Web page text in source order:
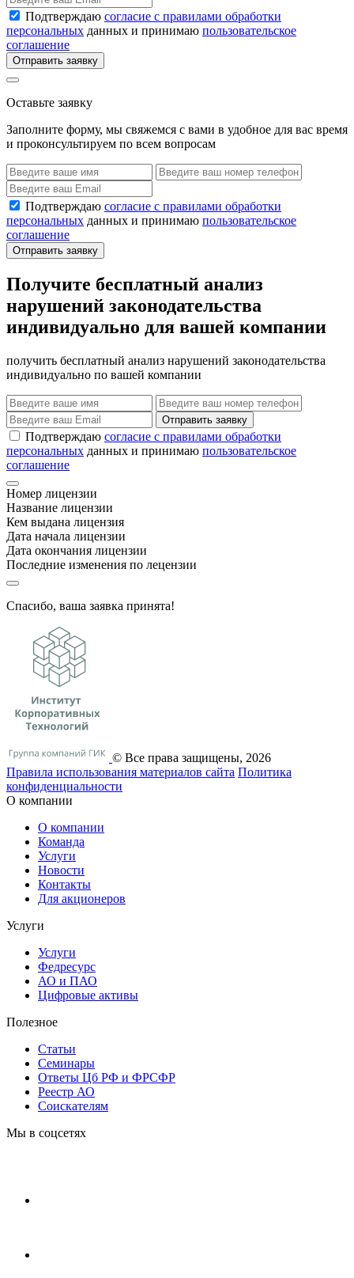
Подтверждаю согласие с правилами обработки
персональных данных и принимаю пользовательское
соглашение
Отправить заявку
Оставьте заявку
Заполните форму, мы свяжемся с вами в удобное для вас время
и проконсультируем по всем вопросам
Подтверждаю согласие с правилами обработки
персональных данных и принимаю пользовательское
соглашение
Отправить заявку
Получите бесплатный анализ
нарушений законодательства
индивидуально для вашей компании
получить бесплатный анализ нарушений законодательства
индивидуально по вашей компании
Отправить заявку
Подтверждаю согласие с правилами обработки
персональных данных и принимаю пользовательское
соглашение
Номер лицензии
Название лицензии
Кем выдана лицензия
Дата начала лицензии
Дата окончания лицензии
Последние изменения по лецензии
Спасибо, ваша заявка принята!
© Все права защищены, 2026
Правила использования материалов сайта Политика
конфиденциальности
О компании
О компании
Команда
Услуги
Новости
Контакты
Для акционеров
Услуги
Услуги
Федресурс
АО и ПАО
Цифровые активы
Полезное
Статьи
Cеминары
Ответы Цб РФ и ФРСФР
Реестр АО
Соискателям
Мы в соцсетях